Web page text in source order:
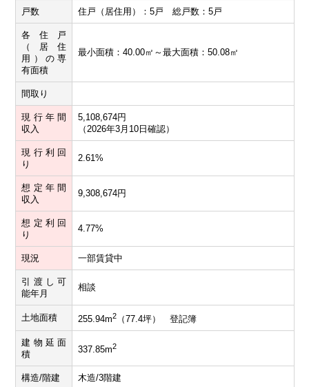
戸数 住戸（居住用）：5戸 総戸数：5戸
各住戸
（居住
用）の専
有面積
最小面積：40.00㎡～最大面積：50.08㎡
間取り
現行年間
収入
5,108,674円
（2026年3月10日確認）
現行利回
り
2.61%
想定年間
収入
9,308,674円
想定利回
り
4.77%
現況 一部賃貸中
引渡し可
能年月
相談
土地面積 255.94m2 （77.4坪） 登記簿
建物延面
積
337.85m2
構造/階建 木造/3階建